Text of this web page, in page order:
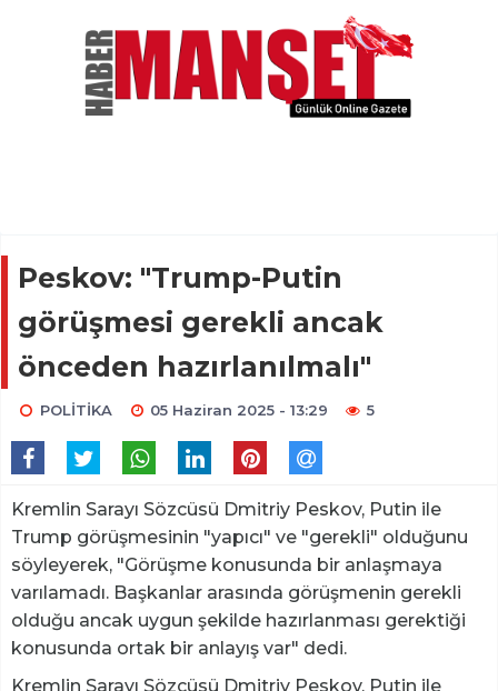
Peskov: "Trump-Putin
görüşmesi gerekli ancak
önceden hazırlanılmalı"
POLİTİKA 05 Haziran 2025 - 13:29 5
Kremlin Sarayı Sözcüsü Dmitriy Peskov, Putin ile
Trump görüşmesinin "yapıcı" ve "gerekli" olduğunu
söyleyerek, "Görüşme konusunda bir anlaşmaya
varılamadı. Başkanlar arasında görüşmenin gerekli
olduğu ancak uygun şekilde hazırlanması gerektiği
konusunda ortak bir anlayış var" dedi.
Kremlin Sarayı Sözcüsü Dmitriy Peskov, Putin ile